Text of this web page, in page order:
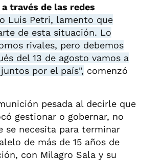
través de las redes
Luis Petri, lamento que
de esta situación. Lo
rivales, pero debemos
del 13 de agosto vamos a
por el país", comenzó
pesada al decirle que
gestionar o gobernar, no
se necesita para terminar
de más de 15 años de
con Milagro Sala y su